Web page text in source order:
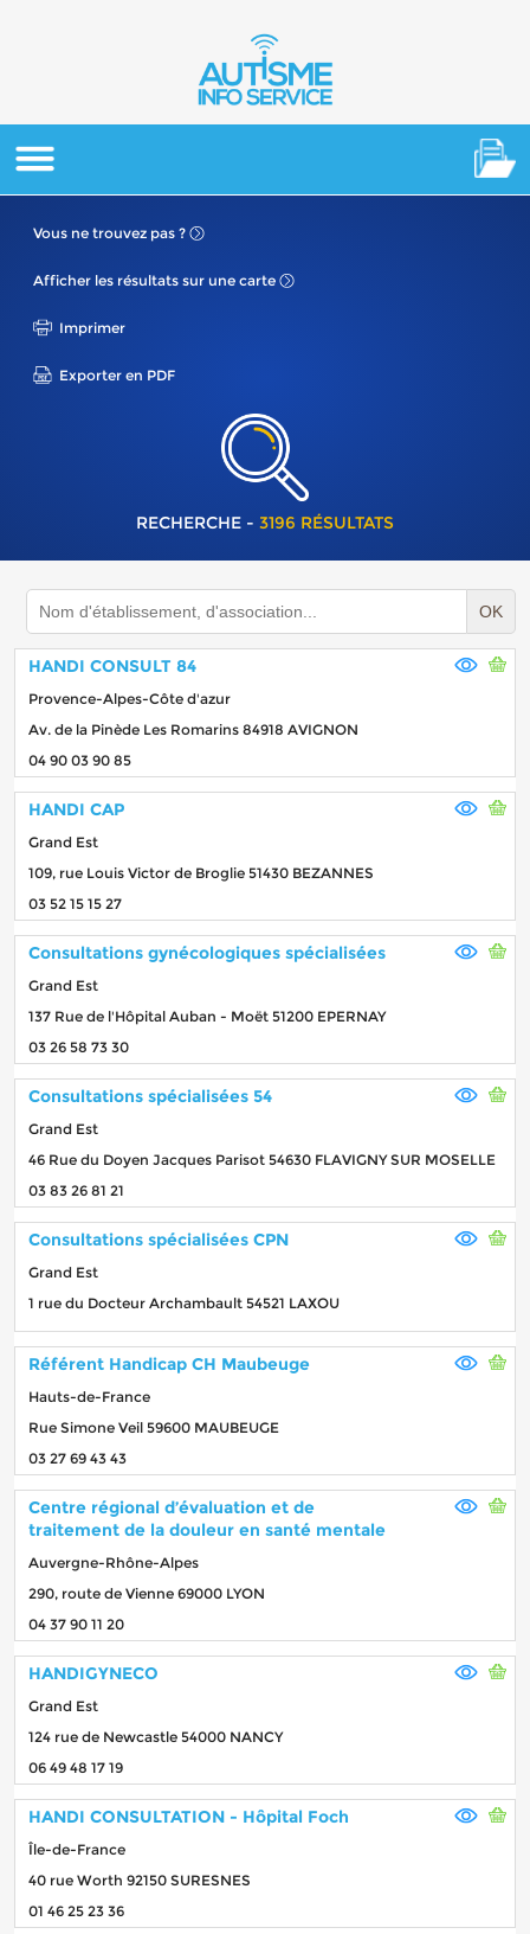
Vous ne trouvez pas ?
Afficher les résultats sur une carte
Imprimer
Exporter en PDF
RECHERCHE - 3196 RÉSULTATS
OK
HANDI CONSULT 84
Provence-Alpes-Côte d'azur
Av. de la Pinède Les Romarins 84918 AVIGNON
04 90 03 90 85
HANDI CAP
Grand Est
109, rue Louis Victor de Broglie 51430 BEZANNES
03 52 15 15 27
Consultations gynécologiques spécialisées
Grand Est
137 Rue de l'Hôpital Auban - Moët 51200 EPERNAY
03 26 58 73 30
Consultations spécialisées 54
Grand Est
46 Rue du Doyen Jacques Parisot 54630 FLAVIGNY SUR MOSELLE
03 83 26 81 21
Consultations spécialisées CPN
Grand Est
1 rue du Docteur Archambault 54521 LAXOU
Référent Handicap CH Maubeuge
Hauts-de-France
Rue Simone Veil 59600 MAUBEUGE
03 27 69 43 43
Centre régional d’évaluation et de
traitement de la douleur en santé mentale
Auvergne-Rhône-Alpes
290, route de Vienne 69000 LYON
04 37 90 11 20
HANDIGYNECO
Grand Est
124 rue de Newcastle 54000 NANCY
06 49 48 17 19
HANDI CONSULTATION - Hôpital Foch
Île-de-France
40 rue Worth 92150 SURESNES
01 46 25 23 36